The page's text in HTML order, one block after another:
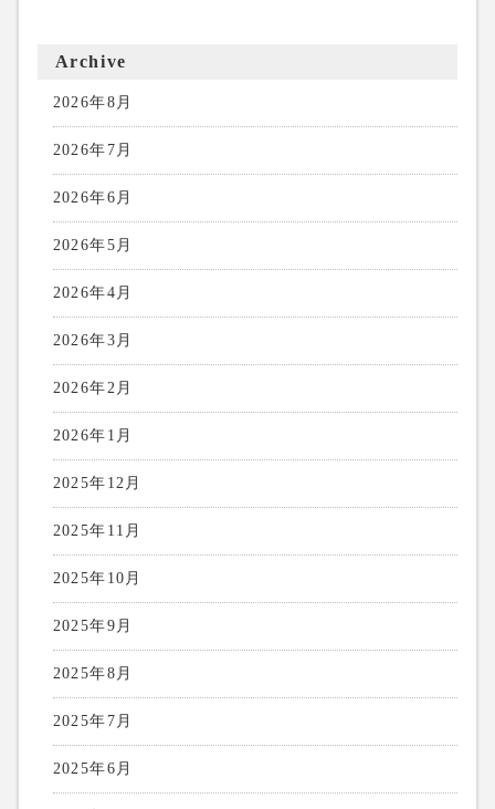
Archive
2026年8月
2026年7月
2026年6月
2026年5月
2026年4月
2026年3月
2026年2月
2026年1月
2025年12月
2025年11月
2025年10月
2025年9月
2025年8月
2025年7月
2025年6月